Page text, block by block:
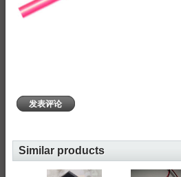
发表评论
Similar products